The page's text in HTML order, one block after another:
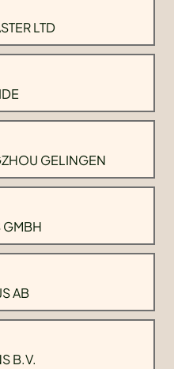
LTD
GELINGEN
GMBH
AB
B.V.